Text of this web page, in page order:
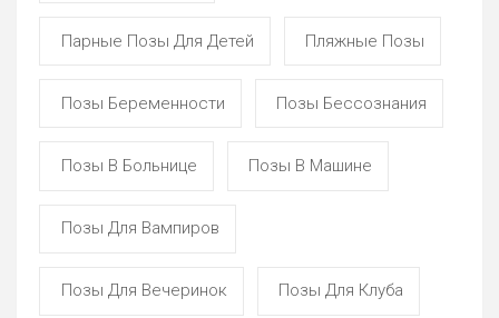
Парные Позы Для Детей Пляжные Позы
Позы Беременности Позы Бессознания
Позы В Больнице Позы В Машине
Позы Для Вампиров
Позы Для Вечеринок Позы Для Клуба